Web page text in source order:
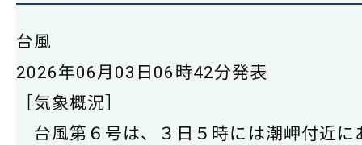
台風
2026年06月03日06時42分発表
［気象概況］
台風第６号は、３日５時には潮岬付近に